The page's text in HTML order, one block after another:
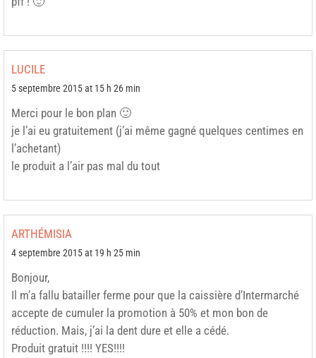
LUCILE
5 septembre 2015 at 15 h 26 min
Merci pour le bon plan 🙂
je l’ai eu gratuitement (j’ai même gagné quelques centimes en
l’achetant)
le produit a l’air pas mal du tout
ARTHÉMISIA
4 septembre 2015 at 19 h 25 min
Bonjour,
Il m’a fallu batailler ferme pour que la caissière d’Intermarché
accepte de cumuler la promotion à 50% et mon bon de
réduction. Mais, j’ai la dent dure et elle a cédé.
Produit gratuit !!!! YES!!!!